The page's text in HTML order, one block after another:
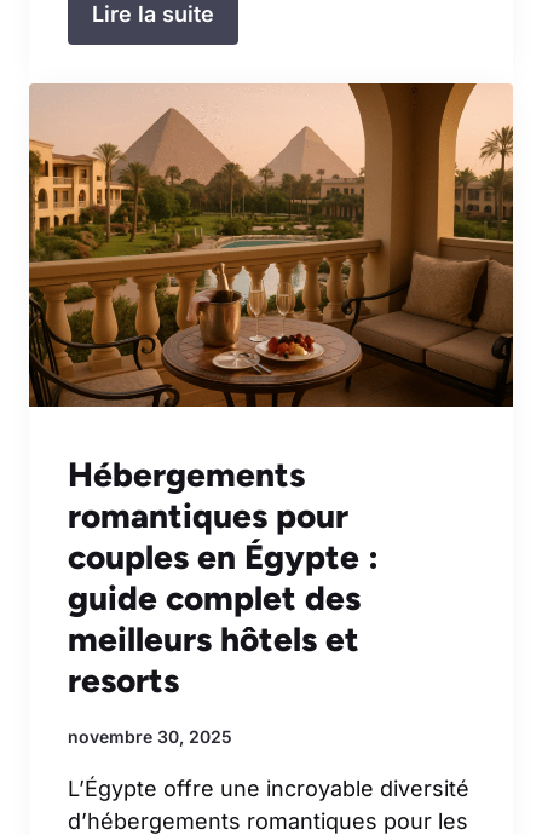
Lire la suite
Hébergements
romantiques pour
couples en Égypte :
guide complet des
meilleurs hôtels et
resorts
novembre 30, 2025
L’Égypte offre une incroyable diversité
d’hébergements romantiques pour les